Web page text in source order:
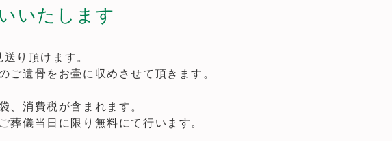
いたします
り頂けます。
ご遺骨をお壷に収めさせて頂きます。
、消費税が含まれます。
葬儀当日に限り無料にて行います。